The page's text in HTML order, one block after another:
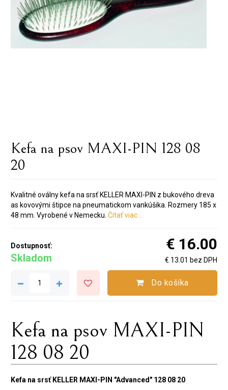
Kefa na psov MAXI-PIN 128 08
20
Kvalitné oválny kefa na srsť KELLER MAXI-PIN z bukového dreva
as kovovými štipce na pneumatickom vankúšika. Rozmery 185 x
48 mm. Vyrobené v Nemecku. Čítať viac ..
Dostupnosť:
Skladom
€ 16.00
€ 13.01 bez DPH
Do košíka
Kefa na psov MAXI-PIN
128 08 20
Kefa na srsť KELLER MAXI-PIN "Advanced" 128 08 20